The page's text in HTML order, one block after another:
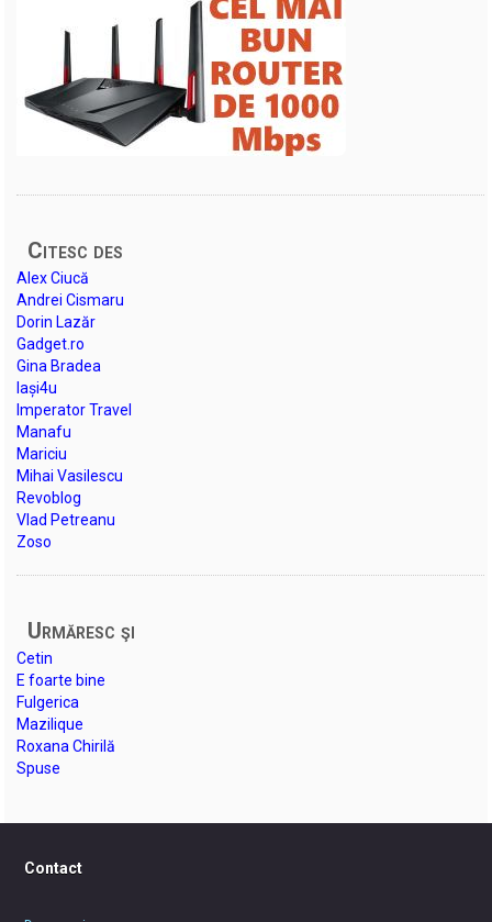
Citesc des
Alex Ciucă
Andrei Cismaru
Dorin Lazăr
Gadget.ro
Gina Bradea
Iași4u
Imperator Travel
Manafu
Mariciu
Mihai Vasilescu
Revoblog
Vlad Petreanu
Zoso
Urmăresc şi
Cetin
E foarte bine
Fulgerica
Mazilique
Roxana Chirilă
Spuse
Contact